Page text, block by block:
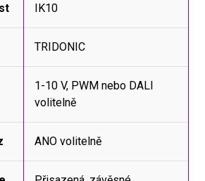
IK10
TRIDONIC
1-10 V, PWM nebo DALI
volitelně
ANO volitelně